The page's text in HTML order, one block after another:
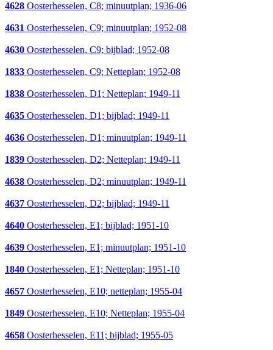
4628 Oosterhesselen, C8; minuutplan; 1936-06
4631 Oosterhesselen, C9; minuutplan; 1952-08
4630 Oosterhesselen, C9; bijblad; 1952-08
1833 Oosterhesselen, C9; Netteplan; 1952-08
1838 Oosterhesselen, D1; Netteplan; 1949-11
4635 Oosterhesselen, D1; bijblad; 1949-11
4636 Oosterhesselen, D1; minuutplan; 1949-11
1839 Oosterhesselen, D2; Netteplan; 1949-11
4638 Oosterhesselen, D2; minuutplan; 1949-11
4637 Oosterhesselen, D2; bijblad; 1949-11
4640 Oosterhesselen, E1; bijblad; 1951-10
4639 Oosterhesselen, E1; minuutplan; 1951-10
1840 Oosterhesselen, E1; Netteplan; 1951-10
4657 Oosterhesselen, E10; netteplan; 1955-04
1849 Oosterhesselen, E10; Netteplan; 1955-04
4658 Oosterhesselen, E11; bijblad; 1955-05